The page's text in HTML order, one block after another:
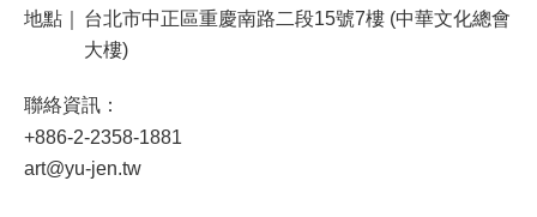
地點｜
台北市中正區重慶南路二段15號7樓 (中華文化總會
大樓)
聯絡資訊：
+886-2-2358-1881
art@yu-jen.tw